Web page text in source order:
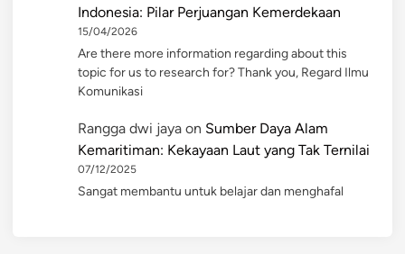
Indonesia: Pilar Perjuangan Kemerdekaan
15/04/2026
Are there more information regarding about this
topic for us to research for? Thank you, Regard Ilmu
Komunikasi
Rangga dwi jaya on Sumber Daya Alam
Kemaritiman: Kekayaan Laut yang Tak Ternilai
07/12/2025
Sangat membantu untuk belajar dan menghafal